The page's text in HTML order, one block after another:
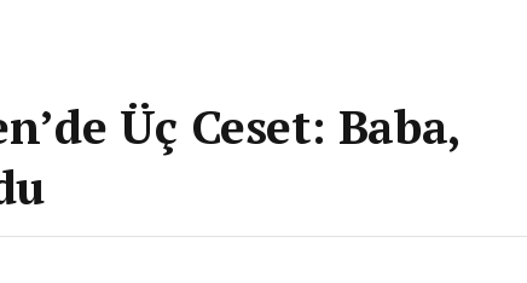
Üç Ceset: Baba,